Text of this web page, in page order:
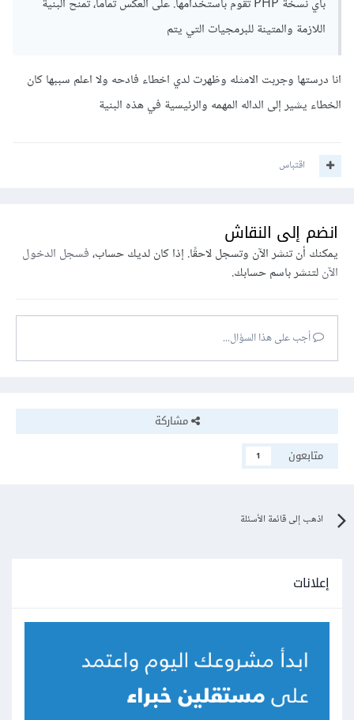
بأي نسخة PHP تقوم باستخدامها. على العكس تماماً، تمنح البنية
اللازمة والمتينة للبرمجيات التي يتم
انا درستها وجربت الامثله وظهرت لدي اخطاء فادحه ولا اعلم سببها كان
الخطاء يشير إلى الداله المهمه والرئيسية في هذه البنية
اقتباس
انضم إلى النقاش
يمكنك أن تنشر الآن وتسجل لاحقًا. إذا كان لديك حساب،فسجل الدخول
الآنلتنشر باسم حسابك.
أجب على هذا السؤال...
مشاركة
متابعون
1
اذهب إلى قائمة الأسئلة
إعلانات